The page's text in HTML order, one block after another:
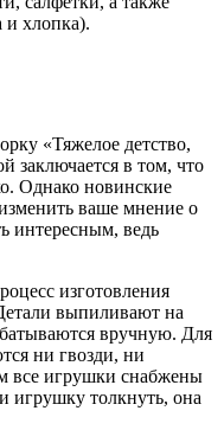
и хлопка).
«Тяжелое детство,
заключается в том, что
Однако новинские
ваше мнение о
интересным, ведь
изготовления
выпиливают на
вручную. Для
ни гвозди, ни
все игрушки снабжены
игрушку толкнуть, она